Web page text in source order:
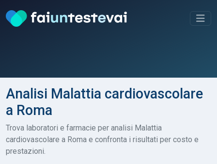
Analisi Malattia cardiovascolare
a Roma
Trova laboratori e farmacie per analisi Malattia
cardiovascolare a Roma e confronta i risultati per costo e
prestazioni.